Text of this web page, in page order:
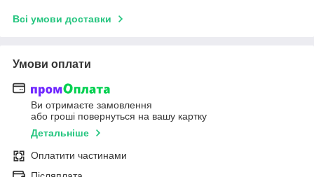
Всі умови доставки
Умови оплати
Ви отримаєте замовлення
або гроші повернуться на вашу картку
Детальніше
Оплатити частинами